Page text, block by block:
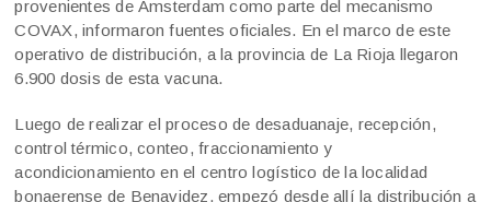
provenientes de Ámsterdam como parte del mecanismo
COVAX, informaron fuentes oficiales. En el marco de este
operativo de distribución, a la provincia de La Rioja llegaron
6.900 dosis de esta vacuna.
Luego de realizar el proceso de desaduanaje, recepción,
control térmico, conteo, fraccionamiento y
acondicionamiento en el centro logístico de la localidad
bonaerense de Benavidez, empezó desde allí la distribución a